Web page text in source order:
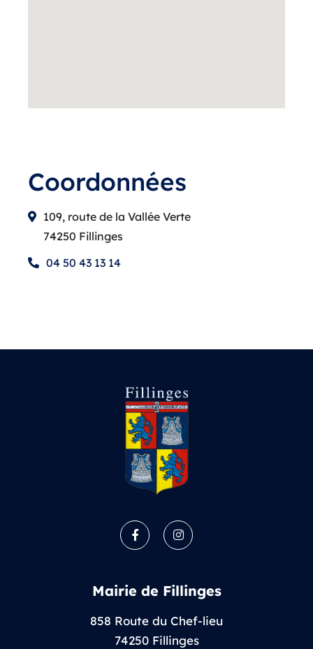
Coordonnées
109, route de la Vallée Verte
74250 Fillinges
04 50 43 13 14
FacebookInstagram
Mairie de Fillinges
858 Route du Chef-lieu
74250 Fillinges